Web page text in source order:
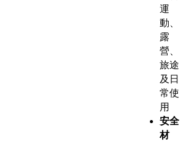
運
動、
露
營、
旅途
及日
常使
用
安全
材